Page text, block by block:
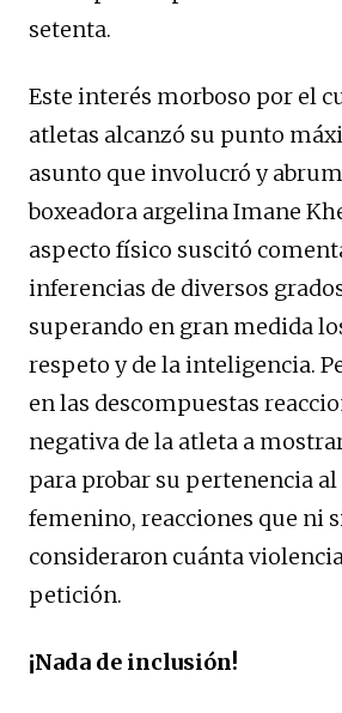
setenta.
Este interés morboso por el
atletas alcanzó su punto
asunto que involucró y
boxeadora argelina Imane
aspecto físico suscitó
inferencias de diversos
superando en gran medida
respeto y de la inteligencia.
en las descompuestas
negativa de la atleta a
para probar su pertenencia al
femenino, reacciones que ni
consideraron cuánta
petición.
¡Nada de inclusión!